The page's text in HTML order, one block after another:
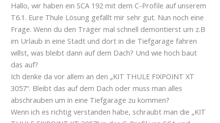
Hallo, wir haben ein SCA 192 mit dem C-Profile auf unserem
T6.1. Eure Thule Lösung gefällt mir sehr gut. Nun noch eine
Frage. Wenn du den Träger mal schnell demontierst um z.B
im Urlaub in eine Stadt und dort in die Tiefgarage fahren
willst, was bleibt dann auf dem Dach? Und wie hoch baut
das auf?
Ich denke da vor allem an den „KIT THULE FIXPOINT XT
3057“. Bleibt das auf dem Dach oder muss man alles
abschrauben um in eine Tiefgarage zu kommen?
Wenn ich es richtig verstanden habe, schraubt man die „KIT